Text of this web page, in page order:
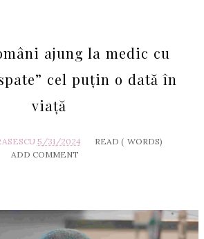
ajung la medic cu
cel puțin o dată în
viață
5/31/2024 READ ( WORDS)
ADD COMMENT